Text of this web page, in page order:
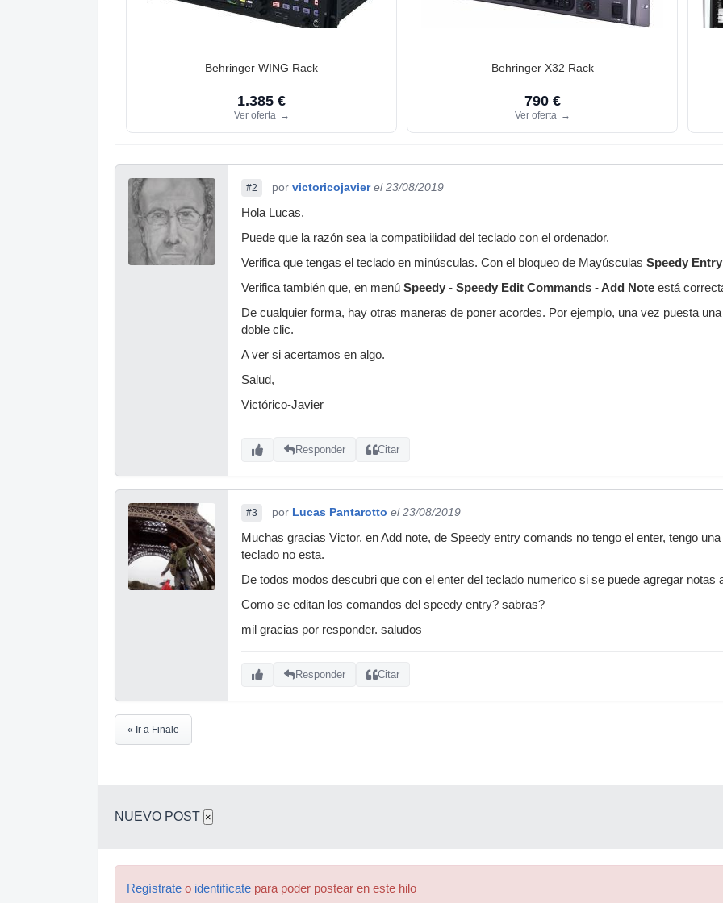
Behringer WING Rack
1.385 €
Ver oferta →
Behringer X32 Rack
790 €
Ver oferta →
#2 por victoricojavier el 23/08/2019
Hola Lucas.
Puede que la razón sea la compatibilidad del teclado con el ordenador.
Verifica que tengas el teclado en minúsculas. Con el bloqueo de Mayúsculas Speedy Entry
Verifica también que, en menú Speedy - Speedy Edit Commands - Add Note está
De cualquier forma, hay otras maneras de poner acordes. Por ejemplo, una vez puesta
doble clic.
A ver si acertamos en algo.
Salud,
Victórico-Javier
Responder Citar
#3 por Lucas Pantarotto el 23/08/2019
Muchas gracias Victor. en Add note, de Speedy entry comands no tengo el enter, tengo
teclado no esta.
De todos modos descubri que con el enter del teclado numerico si se puede agregar
Como se editan los comandos del speedy entry? sabras?
mil gracias por responder. saludos
Responder Citar
« Ir a Finale
NUEVO POST ×
Regístrate o identifícate para poder postear en este hilo